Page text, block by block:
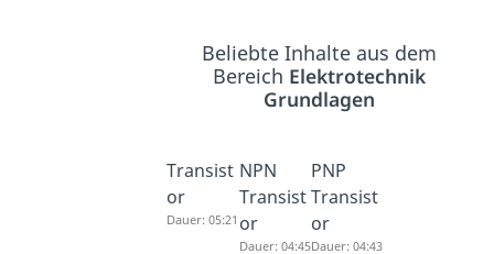
Beliebte Inhalte aus dem
Bereich Elektrotechnik
Grundlagen
Transist
or
Dauer: 05:21
NPN
Transist
or
Dauer: 04:45
PNP
Transist
or
Dauer: 04:43